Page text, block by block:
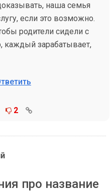
наша семья
если это возможно.
родители сидели с
каждый зарабатывает,
2
про название